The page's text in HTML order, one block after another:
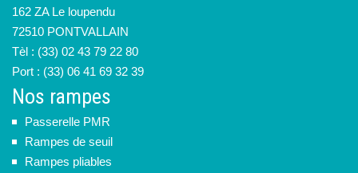
162 ZA Le loupendu
72510 PONTVALLAIN
Tèl : (33) 02 43 79 22 80
Port : (33) 06 41 69 32 39
Nos rampes
Passerelle PMR
Rampes de seuil
Rampes pliables